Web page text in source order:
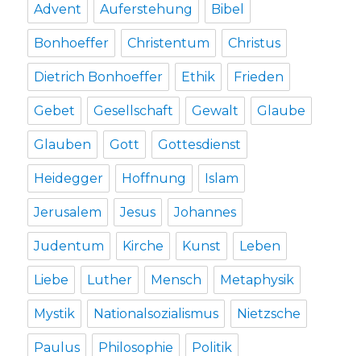
Advent Auferstehung Bibel
Bonhoeffer Christentum Christus
Dietrich Bonhoeffer Ethik Frieden
Gebet Gesellschaft Gewalt Glaube
Glauben Gott Gottesdienst
Heidegger Hoffnung Islam
Jerusalem Jesus Johannes
Judentum Kirche Kunst Leben
Liebe Luther Mensch Metaphysik
Mystik Nationalsozialismus Nietzsche
Paulus Philosophie Politik